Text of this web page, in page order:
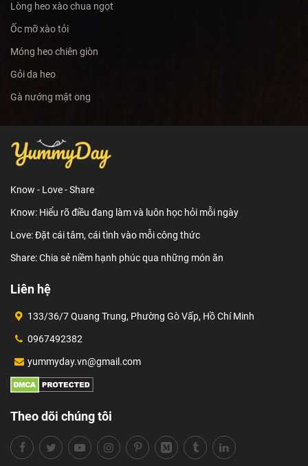
Lòng heo xào chua ngọt
Ốc mỡ xào tỏi
Móng heo chiên giòn
Gỏi da heo
Gà nướng mật ong
Know - Love - Share
Know: Hiểu rõ điều đang làm và luôn học hỏi mỗi ngày
Love: Đặt cái tâm, cái tình vào mỗi công thức
Share: Chia sẻ niềm hạnh phúc qua những món ăn
Liên hệ
133/36/7 Quang Trung, Phường Gò Vấp, Hồ Chí Minh
0967492382
yummyday.vn@gmail.com
Theo dõi chúng tôi